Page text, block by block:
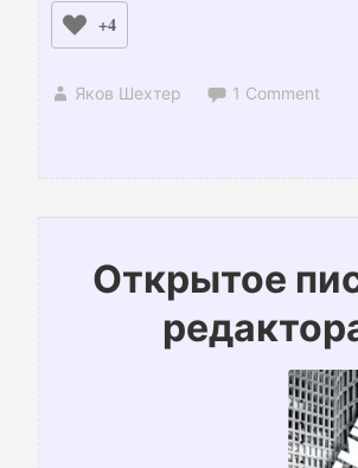
+4
Яков Шехтер 1 Comment
Открытое